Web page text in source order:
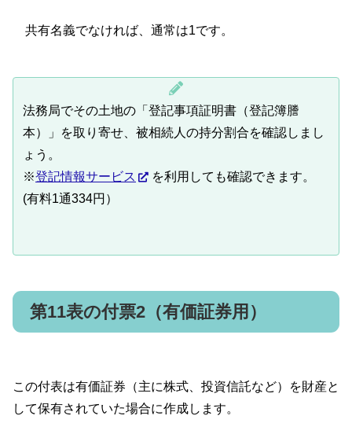
共有名義でなければ、通常は1です。
法務局でその土地の「登記事項証明書（登記簿謄
本）」を取り寄せ、被相続人の持分割合を確認しまし
ょう。
※登記情報サービス
を利用しても確認できます。
(有料1通334円）
第11表の付票2（有価証券用）
この付表は有価証券（主に株式、投資信託など）を財産と
して保有されていた場合に作成します。